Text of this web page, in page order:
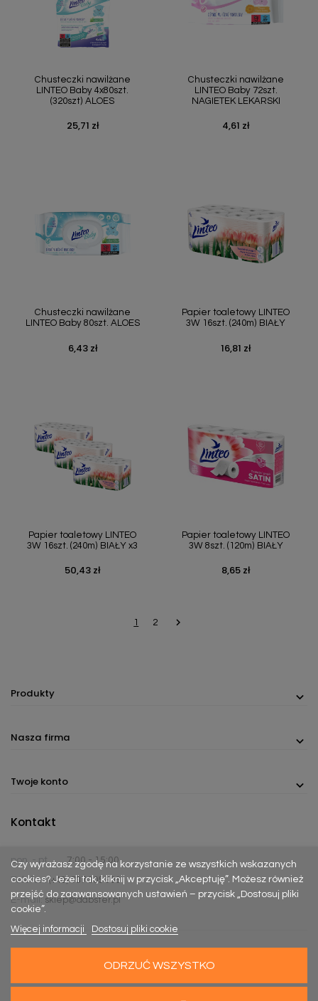
Chusteczki nawilżane
LINTEO Baby 4x80szt.
(320szt) ALOES
Cena
25,71 zł
Chusteczki nawilżane
LINTEO Baby 72szt.
NAGIETEK LEKARSKI
Cena
4,61 zł
Chusteczki nawilżane
LINTEO Baby 80szt. ALOES
Cena
6,43 zł
Papier toaletowy LINTEO
3W 16szt. (240m) BIAŁY
Cena
16,81 zł
Papier toaletowy LINTEO
3W 16szt. (240m) BIAŁY x3
Cena
50,43 zł
Papier toaletowy LINTEO
3W 8szt. (120m) BIAŁY
Cena
8,65 zł
1 2 Następny

Produkty
Nasza firma
Twoje konto
Czy wyrażasz zgodę na korzystanie ze wszystkich wskazanych
cookies? Jeżeli tak, kliknij w przycisk „Akceptuję”. Możesz również
przejść do zaawansowanych ustawień – przycisk „Dostosuj pliki
cookie”.
Więcej informacji
Dostosuj pliki cookie
ODRZUĆ WSZYSTKO
Kontakt
pon. - pt.
7:00 - 15:00
Telefon:(+48) 737 305 306
E-mail: sklep@dabster.pl